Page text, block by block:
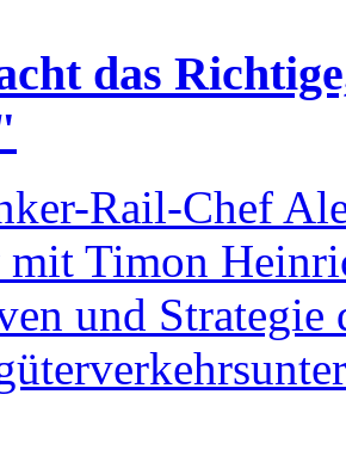
das
Rail-Chef
Timon
und Strategie